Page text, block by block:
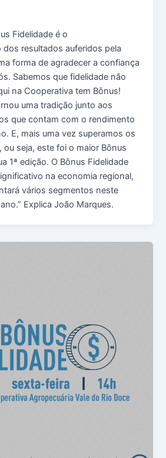
Fidelidade é o
resultados auferidos pela
forma de agradecer a confiança
Sabemos que fidelidade não
na Cooperativa tem Bônus!
uma tradição junto aos
que contam com o rendimento
E, mais uma vez superamos os
ou seja, este foi o maior Bônus
1ª edição. O Bônus Fidelidade
na economia regional,
vários segmentos neste
Explica João Marques.